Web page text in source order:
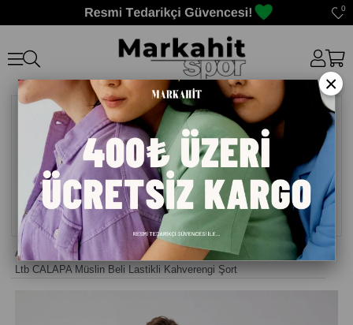
0
Anasayfa> Şort Erkek
>
Ltb CALAPA Müslin Beli Lastikli Kahverengi Şort
×